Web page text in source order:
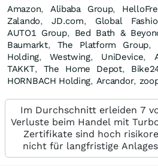
Amazon, Alibaba Group,
Zalando,JD.com, Global
AUTO1 Group, Bed Bath &
Baumarkt, The Platform Group,
Holding,Westwing, UniDevice,
TAKKT, The Home Depot,
HORNBACH Holding, Arcandor,
Im Durchschnitt erleiden 7
Verluste beim Handel mit
Zertifikate sind hoch
nicht für langfristige